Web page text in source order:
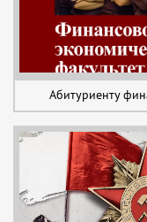
Абитуриенту